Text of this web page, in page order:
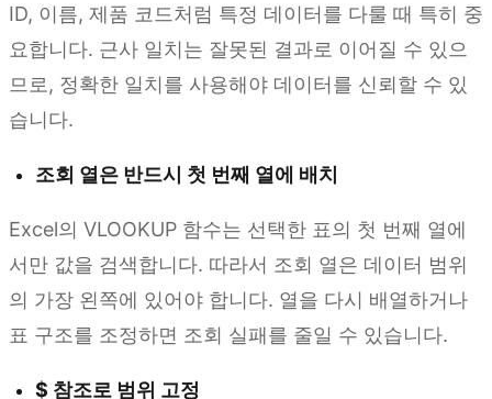
ID, 이름, 제품 코드처럼 특정 데이터를 다룰 때 특히 중
요합니다. 근사 일치는 잘못된 결과로 이어질 수 있으
므로, 정확한 일치를 사용해야 데이터를 신뢰할 수 있
습니다.
조회 열은 반드시 첫 번째 열에 배치
Excel의 VLOOKUP 함수는 선택한 표의 첫 번째 열에
서만 값을 검색합니다. 따라서 조회 열은 데이터 범위
의 가장 왼쪽에 있어야 합니다. 열을 다시 배열하거나
표 구조를 조정하면 조회 실패를 줄일 수 있습니다.
$ 참조로 범위 고정